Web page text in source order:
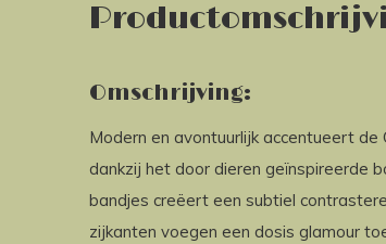
Omschrijving:
Modern en avontuurlijk accentueert
dankzij het door dieren geïnspireerde
bandjes creëert een subtiel
zijkanten voegen een dosis glamour